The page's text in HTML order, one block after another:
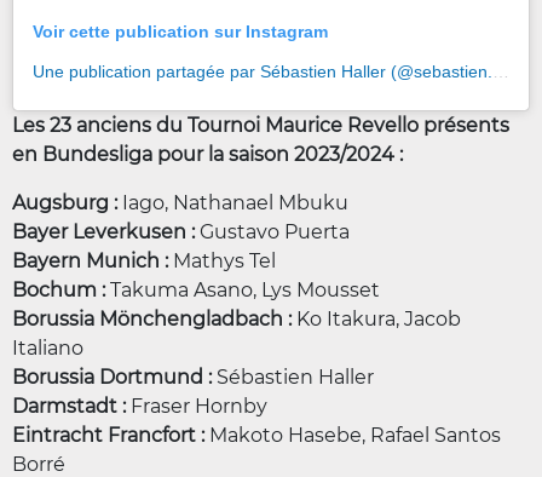
Voir cette publication sur Instagram
Les 23 anciens du Tournoi Maurice Revello présents
en Bundesliga pour la saison 2023/2024 :
Augsburg :Iago, Nathanael Mbuku
Bayer Leverkusen :Gustavo Puerta
Bayern Munich :Mathys Tel
Bochum :Takuma Asano, Lys Mousset
Borussia Mönchengladbach :Ko Itakura, Jacob
Italiano
Borussia Dortmund :Sébastien Haller
Darmstadt :Fraser Hornby
Eintracht Francfort :Makoto Hasebe, Rafael Santos
Borré